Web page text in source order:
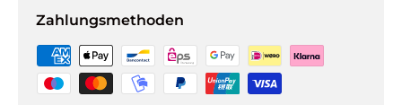
Zahlungsmethoden